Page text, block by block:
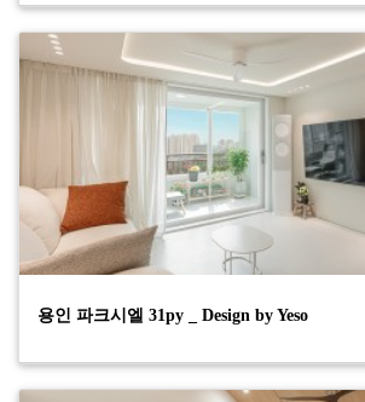
용인 파크시엘 31py _ Design by Yeso